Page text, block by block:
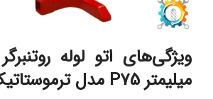
میلیمتر P75 مدل ترموستاتیک ۱۰۹۹۸۱۸